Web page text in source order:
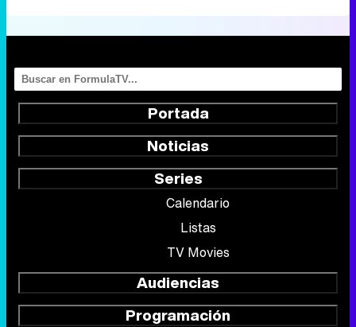
Portada
Noticias
Series
Calendario
Listas
TV Movies
Audiencias
Programación